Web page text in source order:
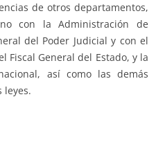
de otros departamentos,
con la Administración de
del Poder Judicial y con el
Fiscal General del Estado, y la
así como las demás
leyes.